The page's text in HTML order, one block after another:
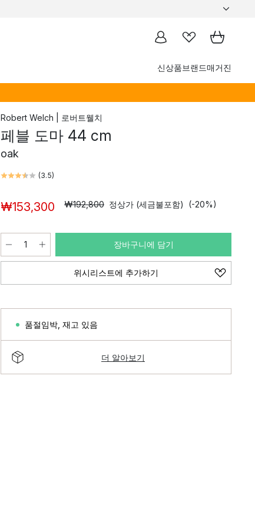
신상품브랜드매거진
Robert Welch | 로버트웰치
페블 도마 44 cm
oak
(3.5)
₩153,300 ₩192,800 정상가 (세금불포함) (-20%)
장바구니에 담기
위시리스트에 추가하기
품절임박 재고 있음
더 알아보기